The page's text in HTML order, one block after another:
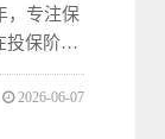
，专注保
投保阶段
条款解
保谈判、
、代理
2026-06-07